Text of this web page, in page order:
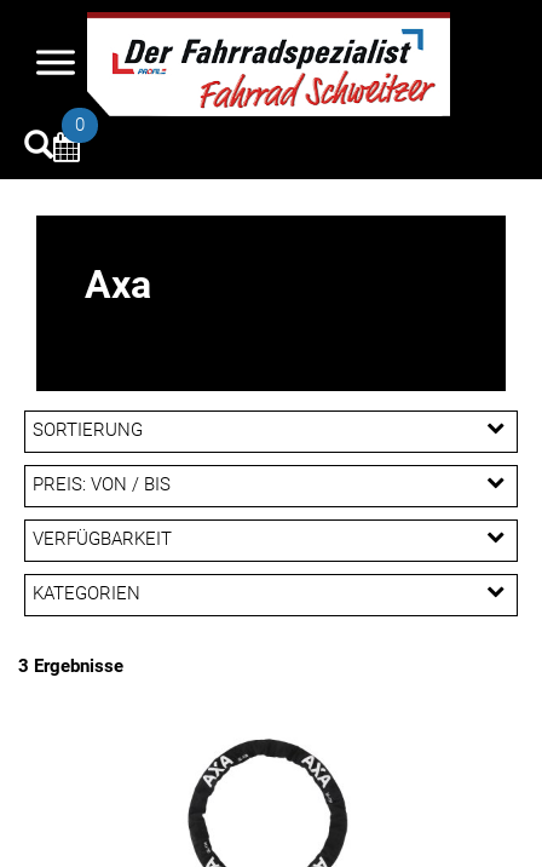
0
Axa
SORTIERUNG
PREIS: VON / BIS
EUR
EUR
PREISFILTER ANWENDEN
VERFÜGBARKEIT
KATEGORIEN
3 Ergebnisse